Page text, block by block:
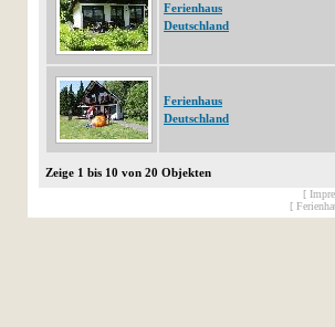
Ferienhaus
Deutschland
Ferienhaus
Deutschland
Zeige 1 bis 10 von 20 Objekten
[
[